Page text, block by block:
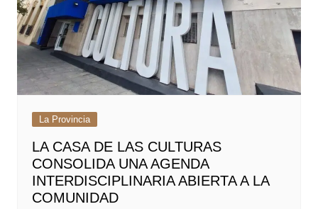
La Provincia
LA CASA DE LAS CULTURAS
CONSOLIDA UNA AGENDA
INTERDISCIPLINARIA ABIERTA A LA
COMUNIDAD